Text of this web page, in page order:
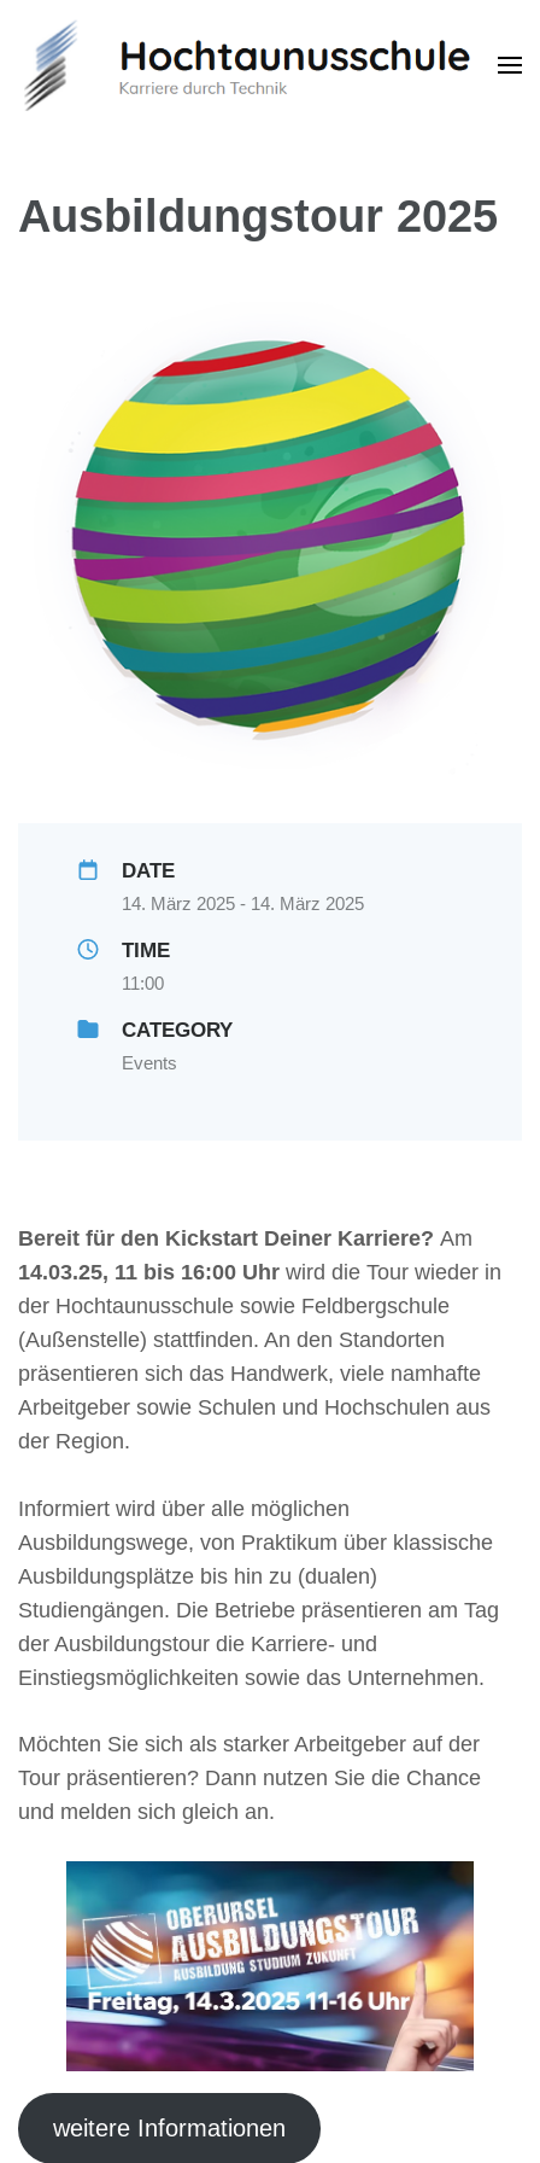
Ausbildungstour 2025
DATE
14. März 2025 - 14. März 2025
TIME
11:00
CATEGORY
Events
Bereit für den Kickstart Deiner Karriere? Am
14.03.25, 11 bis 16:00 Uhr wird die Tour wieder in
der Hochtaunusschule sowie Feldbergschule
(Außenstelle) stattfinden. An den Standorten
präsentieren sich das Handwerk, viele namhafte
Arbeitgeber sowie Schulen und Hochschulen aus
der Region.
Informiert wird über alle möglichen
Ausbildungswege, von Praktikum über klassische
Ausbildungsplätze bis hin zu (dualen)
Studiengängen. Die Betriebe präsentieren am Tag
der Ausbildungstour die Karriere- und
Einstiegsmöglichkeiten sowie das Unternehmen.
Möchten Sie sich als starker Arbeitgeber auf der
Tour präsentieren? Dann nutzen Sie die Chance
und melden sich gleich an.
weitere Informationen